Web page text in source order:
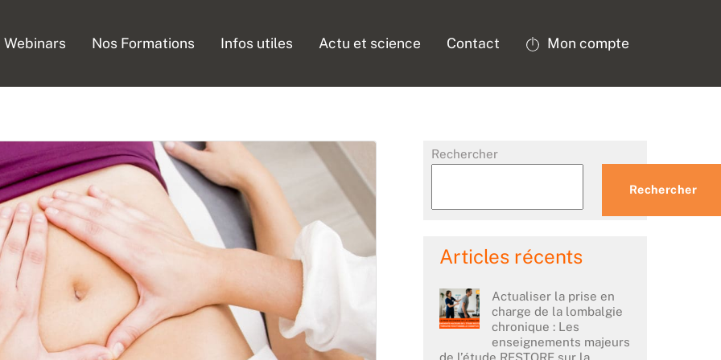
Webinars Nos Formations Infos utiles Actu et science Contact Mon compte
Rechercher
Rechercher
Articles récents
Actualiser la prise en
charge de la lombalgie
chronique : Les
enseignements majeurs